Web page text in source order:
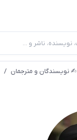
✍︎ نویسندگان و مترجمان /